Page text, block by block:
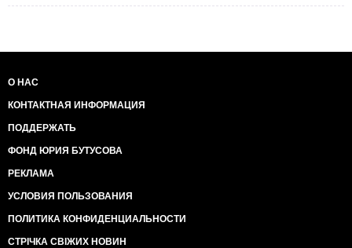
О НАС
КОНТАКТНАЯ ИНФОРМАЦИЯ
ПОДДЕРЖАТЬ
ФОНД ЮРИЯ БУТУСОВА
РЕКЛАМА
УСЛОВИЯ ПОЛЬЗОВАНИЯ
ПОЛИТИКА КОНФИДЕНЦИАЛЬНОСТИ
СТРІЧКА СВІЖИХ НОВИН